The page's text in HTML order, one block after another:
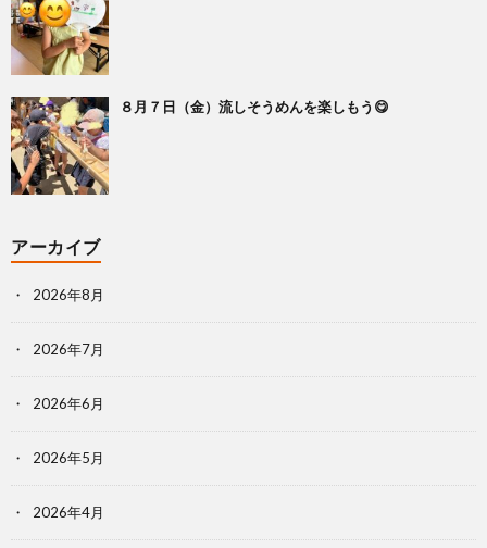
８月７日（金）流しそうめんを楽しもう😋
アーカイブ
2026年8月
2026年7月
2026年6月
2026年5月
2026年4月